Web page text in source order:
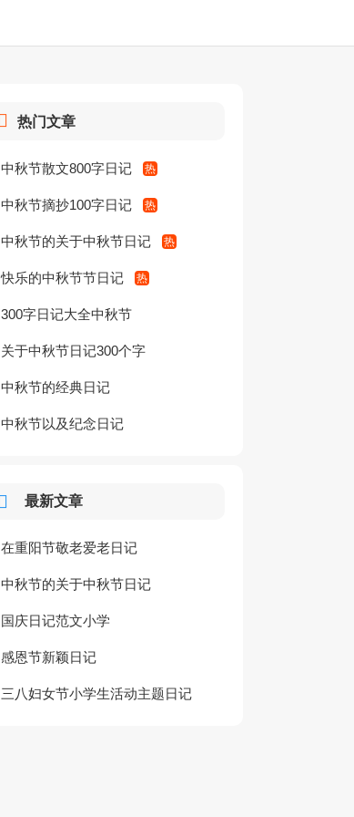
热门文章
中秋节散文800字日记
中秋节摘抄100字日记
中秋节的关于中秋节日记
快乐的中秋节节日记
300字日记大全中秋节
关于中秋节日记300个字
中秋节的经典日记
中秋节以及纪念日记
最新文章
在重阳节敬老爱老日记
中秋节的关于中秋节日记
国庆日记范文小学
感恩节新颖日记
三八妇女节小学生活动主题日记